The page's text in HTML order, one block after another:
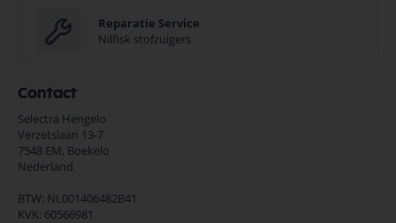
Reparatie Service
Nilfisk stofzuigers
Contact
Selectra Hengelo
Verzetslaan 13-7
7548 EM, Boekelo
Nederland
BTW: NL001406482B41
KVK: 60566981